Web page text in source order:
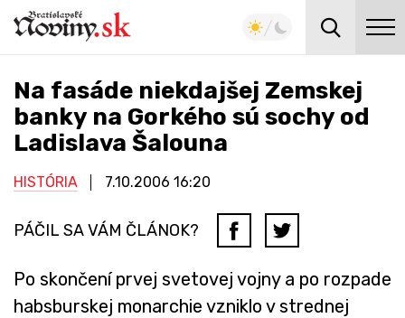
Na fasáde niekdajšej Zemskej
banky na Gorkého sú sochy od
Ladislava Šalouna
HISTÓRIA 7.10.2006 16:20
PÁČIL SA VÁM ČLÁNOK?
Po skončení prvej svetovej vojny a po rozpade
habsburskej monarchie vzniklo v strednej